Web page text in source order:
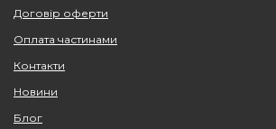
Договір оферти
Оплата частинами
Контакти
Новини
Блог